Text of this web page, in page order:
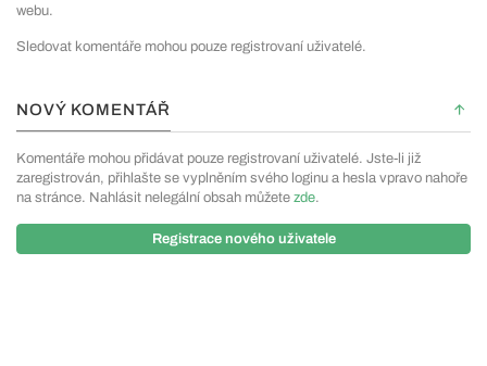
webu.
Sledovat komentáře mohou pouze registrovaní uživatelé.
NOVÝ KOMENTÁŘ
Komentáře mohou přidávat pouze registrovaní uživatelé. Jste-li již
zaregistrován, přihlašte se vyplněním svého loginu a hesla vpravo nahoře
na stránce. Nahlásit nelegální obsah můžete zde.
Registrace nového uživatele